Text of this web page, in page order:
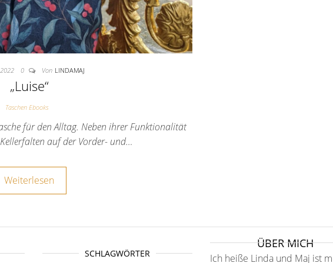
0 Von LINDAMAJ
„Luise“
Taschen Ebooks
für den Alltag. Neben ihrer Funktionalität
auf der Vorder- und…
Weiterlesen
SCHLAGWÖRTER
ÜBER MICH
Ich heiße Linda und Maj ist